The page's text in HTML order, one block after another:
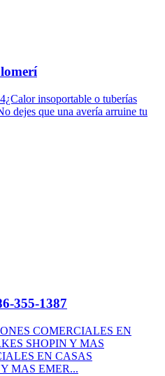
insoportable o tuberías
dejes que una avería arruine tu
355-1387
COMERCIALES EN
SHOPIN Y MAS
EN CASAS
MAS EMER...